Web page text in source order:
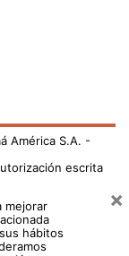
América S.A. -
escrita
mejorar
hábitos
×